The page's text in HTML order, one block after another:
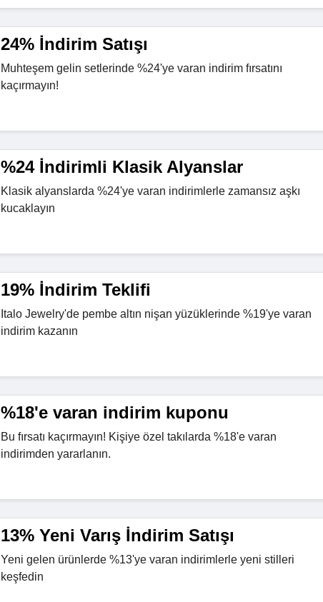
24% İndirim Satışı
Muhteşem gelin setlerinde %24'ye varan indirim fırsatını
kaçırmayın!
%24 İndirimli Klasik Alyanslar
Klasik alyanslarda %24'ye varan indirimlerle zamansız aşkı
kucaklayın
19% İndirim Teklifi
Italo Jewelry'de pembe altın nişan yüzüklerinde %19'ye varan
indirim kazanın
%18'e varan indirim kuponu
Bu fırsatı kaçırmayın! Kişiye özel takılarda %18'e varan
indirimden yararlanın.
13% Yeni Varış İndirim Satışı
Yeni gelen ürünlerde %13'ye varan indirimlerle yeni stilleri
keşfedin